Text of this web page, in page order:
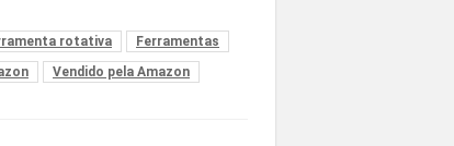
rotativa
Ferramentas
Vendido pela Amazon